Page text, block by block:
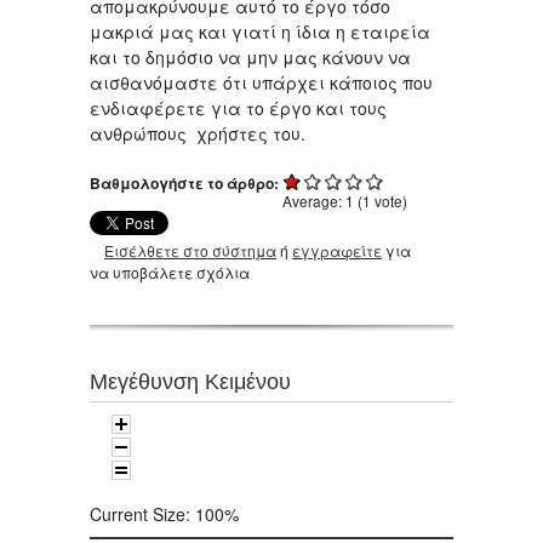
απομακρύνουμε αυτό το έργο τόσο
μακριά μας και γιατί η ίδια η εταιρεία
και το δημόσιο να μην μας κάνουν να
αισθανόμαστε ότι υπάρχει κάποιος που
ενδιαφέρετε για το έργο και τους
ανθρώπους χρήστες του.
Βαθμολογήστε το άρθρο:
Average: 1 (1 vote)
Εισέλθετε στο σύστημαή εγγραφείτε για
να υποβάλετε σχόλια
Μεγέθυνση Κειμένου
Current Size: 100%